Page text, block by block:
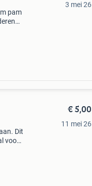
pam
3 mei 26
Dit
voor
€ 5,00
11 mei 26